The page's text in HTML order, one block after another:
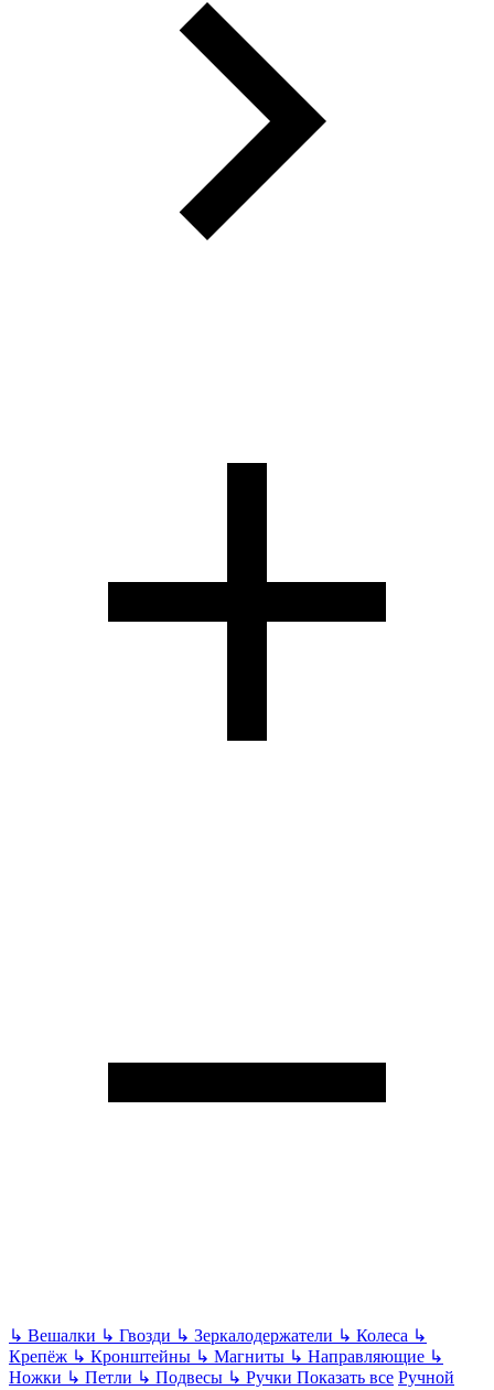
↳ Вешалки ↳ Гвозди ↳ Зеркалодержатели ↳ Колеса ↳
Крепёж ↳ Кронштейны ↳ Магниты ↳ Направляющие ↳
Ножки ↳ Петли ↳ Подвесы ↳ Ручки Показать все Ручной